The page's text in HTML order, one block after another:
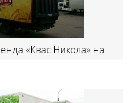
«Квас Никола» на